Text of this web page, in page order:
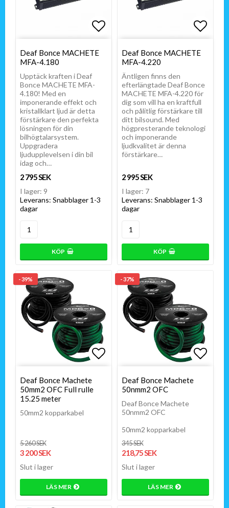
Lägg till i favoritlistan
Deaf Bonce MACHETE
MFA-4.180
Upptäck kraften i Deaf
Bonce MACHETE MFA-
4.180! Med en
imponerande effekt och
kristallklart ljud är detta
förstärkare den perfekta
lösningen för din
bilhögtalarsystem.
Uppgradera
ljudupplevelsen i din bil
idag och…
2 795 SEK
I lager: 9
Leverans: Snabblager 1-3
dagar
KÖP
Lägg
Deaf Bonce MACHETE
MFA-4.220
Äntligen finns den
efterlängtade Deaf Bonce
MACHETE MFA-4.220 för
dig som vill ha en kraftfull
och pålitlig förstärkare till
ditt bilsound. Med
högpresterande teknologi
och imponerande
ljudkvalitet är denna
förstärkare…
2 995 SEK
I lager: 7
Leverans: Snabblager 1-3
dagar
KÖP
- 39%
Deaf Bonce Machete
50mm2 OFC Full rulle
15.25 meter
50mm2 kopparkabel
5 260 SEK
3 200 SEK
Slut i lager
LÄS MER
- 37%
Deaf Bonce Machete
50nmm2 OFC
Deaf Bonce Machete
50nmm2 OFC
50mm2 kopparkabel
345 SEK
218,75 SEK
Slut i lager
LÄS MER